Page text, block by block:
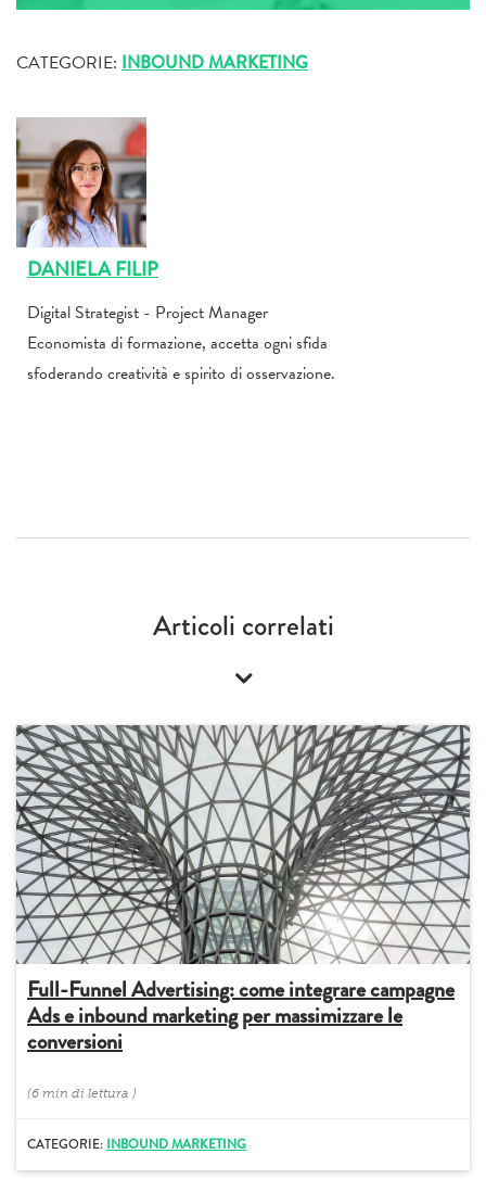
CATEGORIE: INBOUND MARKETING
DANIELA FILIP
Digital Strategist - Project Manager
Economista di formazione, accetta ogni sfida
sfoderando creatività e spirito di osservazione.
Articoli correlati
Full-Funnel Advertising: come integrare campagne
Ads e inbound marketing per massimizzare le
conversioni
(6 min di lettura )
CATEGORIE: INBOUND MARKETING